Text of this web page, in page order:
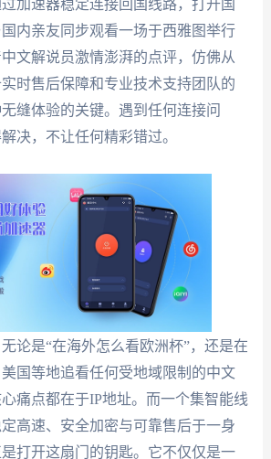
加速器稳定连接回国线路，打开国
内亲友同步观看一场于西雅图举行
文解说员激情澎湃的点评，仿佛从
时售后保障和专业技术支持团队的
缝体验的关键。遇到任何连接问
决，不让任何精彩错过。
论是“在海外怎么看欧洲杯”，还是在
国等地追看任何受地域限制的中文
痛点都在于IP地址。而一个集智能线
高速、安全加密与可靠售后于一身
打开这扇门的钥匙。它不仅仅是一